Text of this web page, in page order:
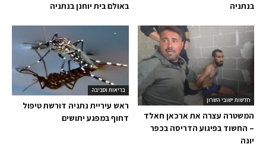
באולם בית יוחנן בנתניה
בנתניה
בריאות וסביבה
ראש עיריית נתניה דורשת טיפול
דחוף במפגע יתושים
חדשות ישובי השרון
המשטרה עצרה את ארכאן חאלד
– החשוד בפיגוע הדריסה בכפר
יונה